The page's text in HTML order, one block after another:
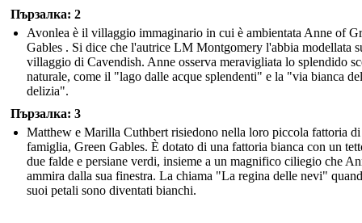
Пързалка: 2
Avonlea è il villaggio immaginario in cui è ambientata Anne of
Gables . Si dice che l'autrice LM Montgomery l'abbia modellata
villaggio di Cavendish. Anne osserva meravigliata lo splendido
naturale, come il "lago dalle acque splendenti" e la "via bianca
delizia".
Пързалка: 3
Matthew e Marilla Cuthbert risiedono nella loro piccola fattoria di
famiglia, Green Gables. È dotato di una fattoria bianca con un
due falde e persiane verdi, insieme a un magnifico ciliegio che
ammira dalla sua finestra. La chiama "La regina delle nevi"
suoi petali sono diventati bianchi.